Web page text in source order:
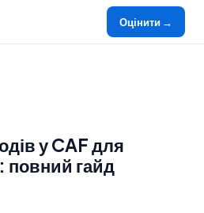
Оцінити →
у CAF для
повний гайд